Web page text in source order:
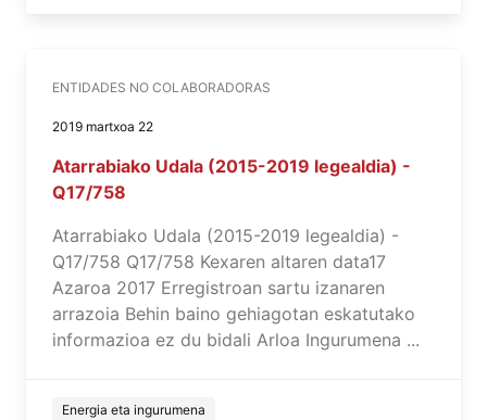
ENTIDADES NO COLABORADORAS
2019 martxoa 22
Atarrabiako Udala (2015-2019 legealdia) -
Q17/758
Atarrabiako Udala (2015-2019 legealdia) -
Q17/758 Q17/758 Kexaren altaren data17
Azaroa 2017 Erregistroan sartu izanaren
arrazoia Behin baino gehiagotan eskatutako
informazioa ez du bidali Arloa Ingurumena ...
Energia eta ingurumena